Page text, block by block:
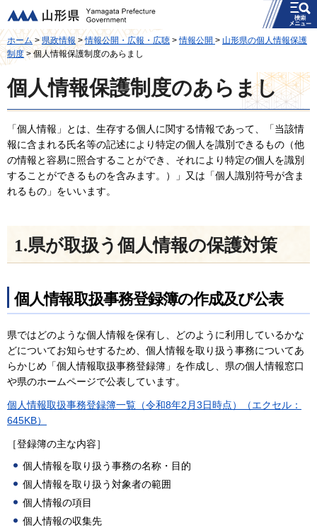
山形県
メニュー
ホーム>県政情報>情報公開・広報・広聴 >情報公開 > 山形県の個人情報保護
制度> 個人情報保護制度のあらまし
個人情報保護制度のあらまし
「個人情報」とは、生存する個人に関する情報であって、「当該情
報に含まれる氏名等の記述により特定の個人を識別できるもの（他
の情報と容易に照合することができ、それにより特定の個人を識別
することができるものを含みます。）」又は「個人識別符号が含ま
れるもの」をいいます。
1.県が取扱う個人情報の保護対策
個人情報取扱事務登録簿の作成及び公表
県ではどのような個人情報を保有し、どのように利用しているかな
どについてお知らせするため、個人情報を取り扱う事務についてあ
らかじめ「個人情報取扱事務登録簿」を作成し、県の個人情報窓口
や県のホームページで公表しています。
個人情報取扱事務登録簿一覧（令和8年2月3日時点）（エクセル：
645KB）
［登録簿の主な内容］
個人情報を取り扱う事務の名称・目的
個人情報を取り扱う対象者の範囲
個人情報の項目
個人情報の収集先